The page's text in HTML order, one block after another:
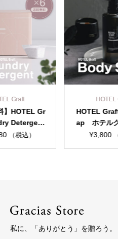
Graft
】HOTEL Gr
Detergent
フト ラン
（税込）
HOTEL
HOTEL
ap ホテル
ディソープ
¥3,800
私に、「ありがとう」を贈ろう。